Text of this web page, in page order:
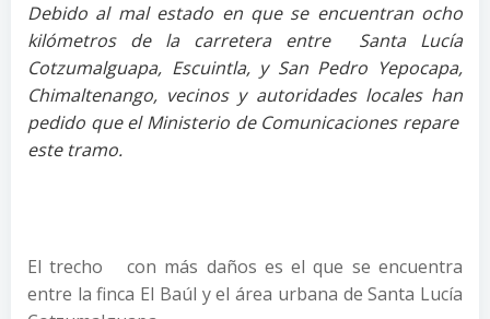
Debido al mal estado en que se encuentran ocho
kilómetros de la carretera entre Santa Lucía
Cotzumalguapa, Escuintla, y San Pedro Yepocapa,
Chimaltenango, vecinos y autoridades locales han
pedido que el Ministerio de Comunicaciones repare
este tramo.
El trecho con más daños es el que se encuentra
entre la finca El Baúl y el área urbana de Santa Lucía